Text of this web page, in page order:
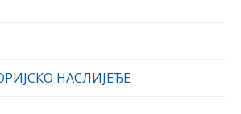
НАСЛИЈЕЂЕ